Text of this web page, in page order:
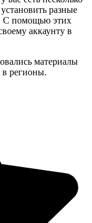
разные
С помощью этих
аккаунту в
материалы
в регионы.